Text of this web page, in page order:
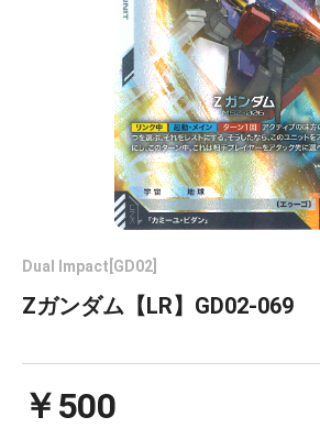
Dual Impact[GD02]
Zガンダム【LR】GD02-069
￥500